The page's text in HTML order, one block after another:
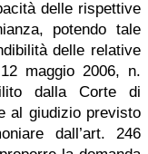
delle rispettive
potendo tale
delle relative
maggio 2006, n.
dalla Corte di
al giudizio previsto
dall’art. 246